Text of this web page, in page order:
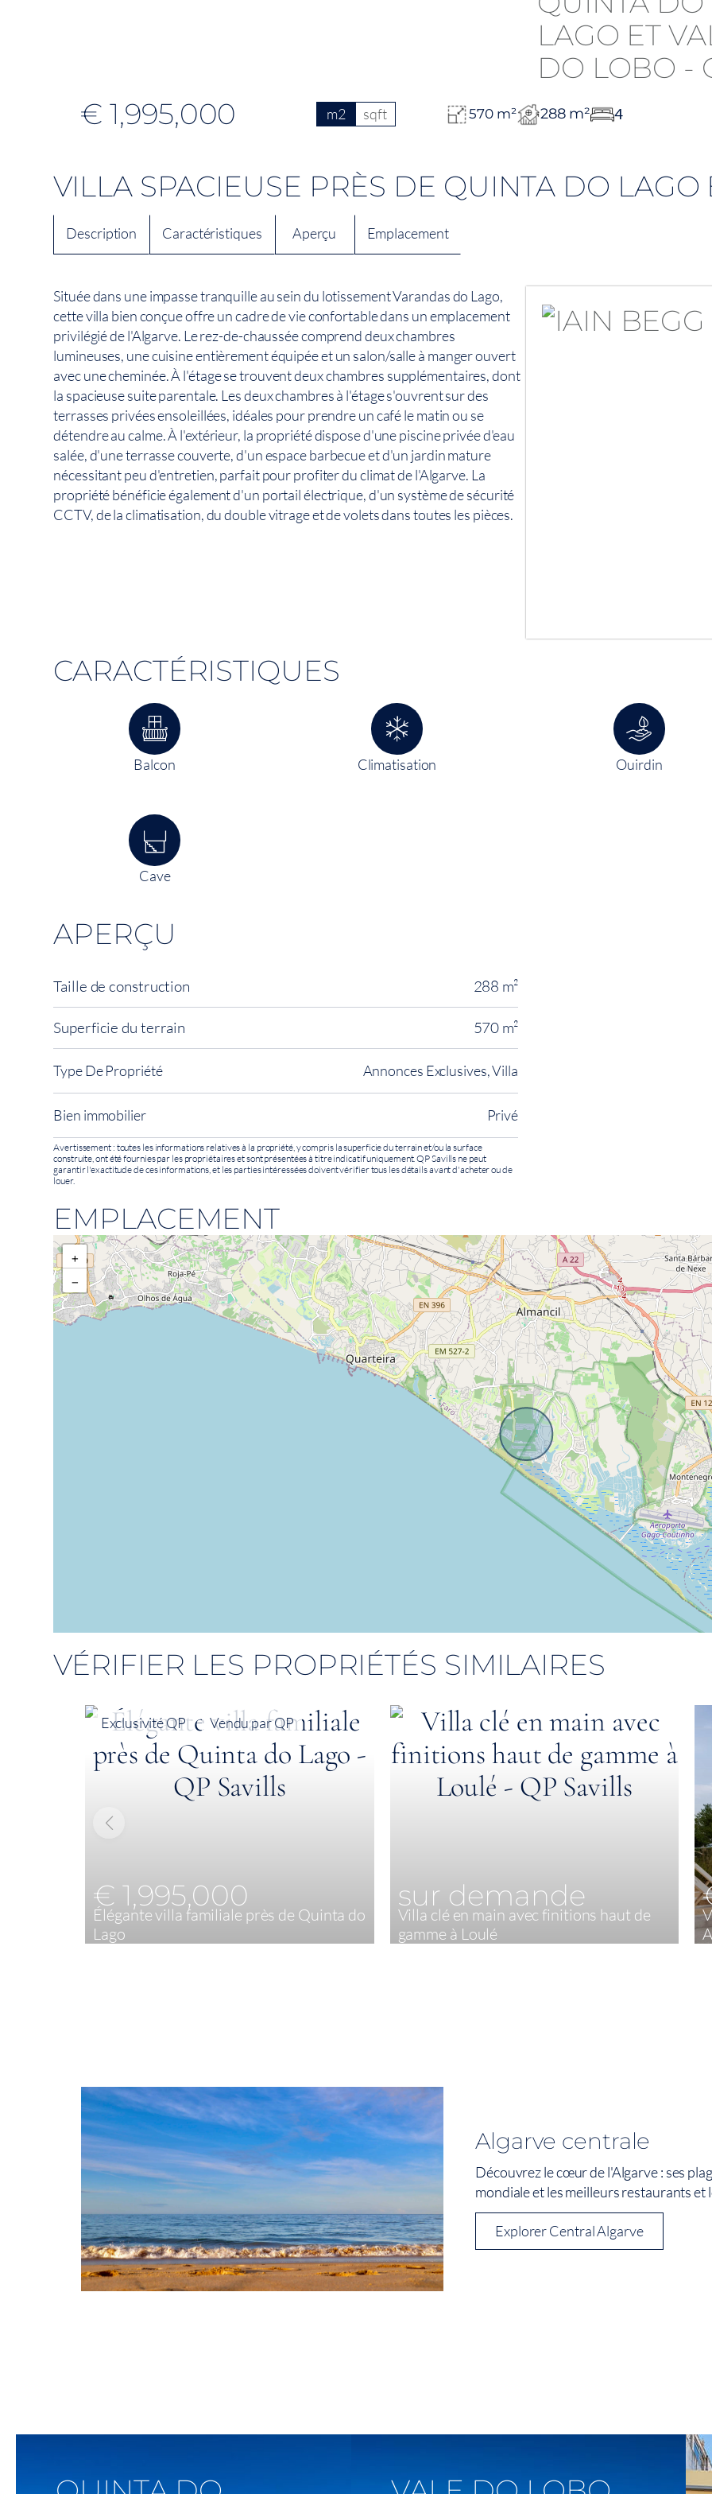
€ 1,995,000 m2 sqft 570 m² 288 m² 4
VILLA SPACIEUSE PRÈS DE QUINTA DO
Description Caractéristiques Aperçu Emplacement
Située dans une impasse tranquille au sein du lotissement Varandas do Lago,
cette villa bien conçue offre un cadre de vie confortable dans un emplacement
privilégié de l'Algarve. Le rez-de-chaussée comprend deux chambres
lumineuses, une cuisine entièrement équipée et un salon/salle à manger ouvert
avec une cheminée. À l'étage se trouvent deux chambres supplémentaires, dont
la spacieuse suite parentale. Les deux chambres à l'étage s'ouvrent sur des
terrasses privées ensoleillées, idéales pour prendre un café le matin ou se
détendre au calme. À l'extérieur, la propriété dispose d'une piscine privée d'eau
salée, d'une terrasse couverte, d'un espace barbecue et d'un jardin mature
nécessitant peu d'entretien, parfait pour profiter du climat de l'Algarve. La
propriété bénéficie également d'un portail électrique, d'un système de sécurité
CCTV, de la climatisation, du double vitrage et de volets dans toutes les pièces.
CARACTÉRISTIQUES
Balcon Climatisation Ouirdin
Cave
APERÇU
Taille de construction 288 m²
Superficie du terrain 570 m²
Type De Propriété Annonces Exclusives, Villa
Bien immobilier Privé
Avertissement : toutes les informations relatives à la propriété, y compris la superficie du terrain et/ou la surface
construite, ont été fournies par les propriétaires et sont présentées à titre indicatif uniquement. QP Savills ne peut
garantir l'exactitude de ces informations, et les parties intéressées doivent vérifier tous les détails avant d'acheter ou de
louer.
EMPLACEMENT
+
−
VÉRIFIER LES PROPRIÉTÉS SIMILAIRES
€ 1,995,000
Élégante villa familiale près de Quinta do
Lago
Exclusivité QP Vendu par QP
sur demande
Villa clé en main avec finitions haut de
gamme à Loulé
Algarve centrale
Découvrez le cœur de l'Algarve : ses
mondiale et les meilleurs restaurants et
Explorer Central Algarve